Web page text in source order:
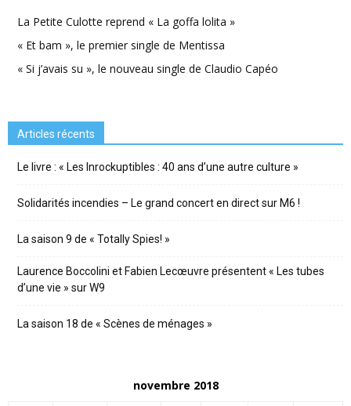
La Petite Culotte reprend « La goffa lolita »
« Et bam », le premier single de Mentissa
« Si j’avais su », le nouveau single de Claudio Capéo
Articles récents
Le livre : « Les Inrockuptibles : 40 ans d’une autre culture »
Solidarités incendies – Le grand concert en direct sur M6 !
La saison 9 de « Totally Spies! »
Laurence Boccolini et Fabien Lecœuvre présentent « Les tubes
d’une vie » sur W9
La saison 18 de « Scènes de ménages »
novembre 2018